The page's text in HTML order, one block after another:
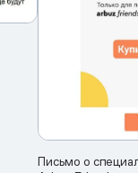
Письмо о